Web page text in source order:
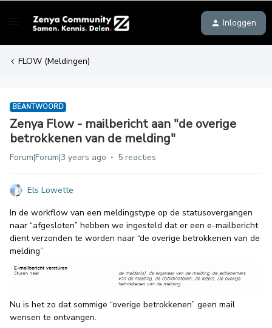
Inloggen
FLOW (Meldingen)
BEANTWOORD
Zenya Flow - mailbericht aan "de overige
betrokkenen van de melding"
Forum|Forum|3 years ago 5 reacties
Els Lowette
In de workflow van een meldingstype op de statusovergangen
naar “afgesloten” hebben we ingesteld dat er een e-mailbericht
dient verzonden te worden naar “de overige betrokkenen van de
melding”
Nu is het zo dat sommige “overige betrokkenen” geen mail
wensen te ontvangen.